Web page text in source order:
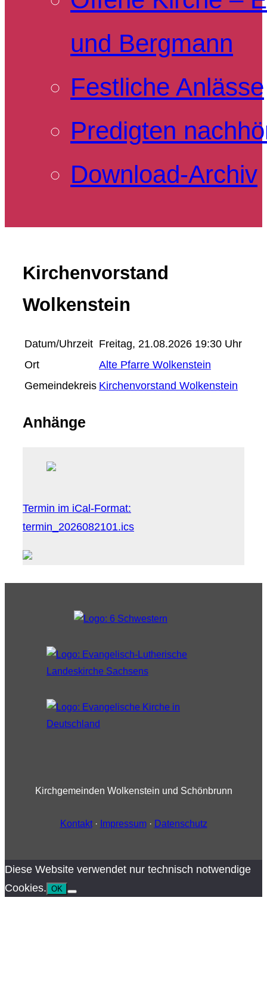
und Bergmann
Festliche Anlässe
Predigten
Download-Archiv
Kirchenvorstand
Wolkenstein
Datum/Uhrzeit Freitag, 21.08.2026 19:30 Uhr
Ort
Alte Pfarre Wolkenstein
Gemeindekreis Kirchenvorstand Wolkenstein
Anhänge
Termin im iCal-Format:
termin_2026082101.ics
Kirchgemeinden Wolkenstein und Schönbrunn
Kontakt· Impressum· Datenschutz
Diese Website verwendet nur technisch notwendige
Cookies. OK